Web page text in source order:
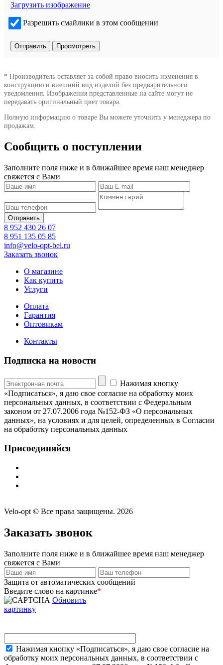
Загрузить изображение
Разрешить смайлики в этом сообщении
* Производитель оставляет за собой право вносить изменения в
конструкцию и внешний вид изделий без предварительного
уведомления. Изображения представленные на сайте могут не
передавать оригинальный цвет товара.
Полную информацию о товаре Вы можете уточнить у менеджера по
продажам.
Сообщить о поступлении
Заполните поля ниже и в ближайшее время наш менеджер
свяжется с Вами
8 952 430 26 07
8 951 135 05 85
info@velo-opt-bel.ru
Заказать звонок
О магазине
Как купить
Услуги
Оплата
Гарантия
Оптовикам
Контакты
Подписка на новости
Нажимая кнопку
«Подписаться», я даю свое согласие на обработку моих
персональных данных, в соответствии с Федеральным
законом от 27.07.2006 года №152-ФЗ «О персональных
данных», на условиях и для целей, определенных в Согласии
на обработку персональных данных
Присоединяйся
Velo-opt © Все права защищены. 2026
Заказать звонок
Заполните поля ниже и в ближайшее время наш менеджер
свяжется с Вами
Защита от автоматических сообщений
Введите слово на картинке*
Обновить
картинку
Нажимая кнопку «Подписаться», я даю свое согласие на
обработку моих персональных данных, в соответствии с